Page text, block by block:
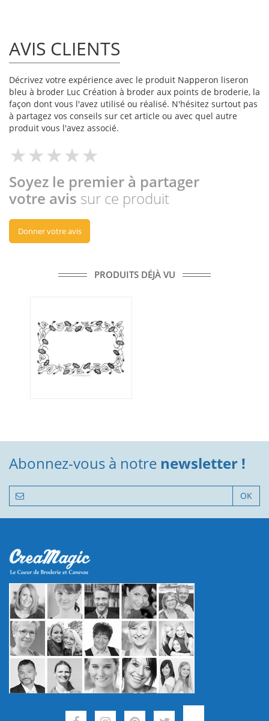
AVIS CLIENTS
Décrivez votre expérience avec le produit Napperon liseron
bleu à broder Luc Création à broder aux points de broderie, la
façon dont vous l'avez utilisé ou réalisé. N'hésitez surtout pas
à partagez vos conseils sur cet article ou avec quel autre
produit vous l'avez associé.
Soyez le premier à partager
votre avis sur ce produit
Donner votre avis
PRODUITS DÉJÀ VU
Abonnez-vous à notre newsletter !
OK